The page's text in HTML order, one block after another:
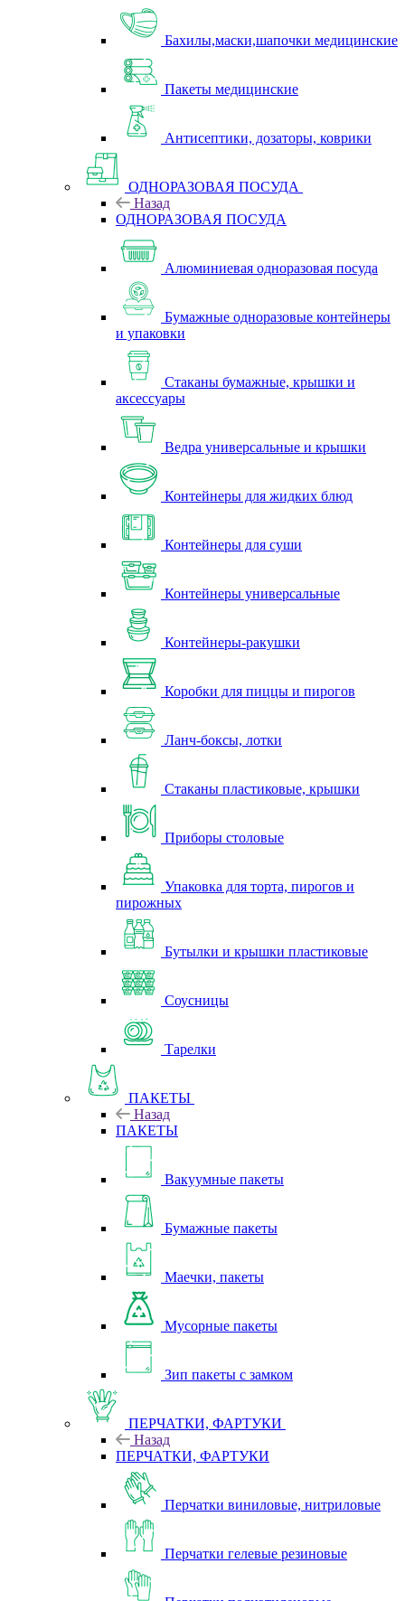
Бахилы,маски,шапочки медицинские
Пакеты медицинские
Антисептики, дозаторы, коврики
ОДНОРАЗОВАЯ ПОСУДА
Назад
ОДНОРАЗОВАЯ ПОСУДА
Алюминиевая одноразовая посуда
Бумажные одноразовые контейнеры
и упаковки
Стаканы бумажные, крышки и
аксессуары
Ведра универсальные и крышки
Контейнеры для жидких блюд
Контейнеры для суши
Контейнеры универсальные
Контейнеры-ракушки
Коробки для пиццы и пирогов
Ланч-боксы, лотки
Стаканы пластиковые, крышки
Приборы столовые
Упаковка для торта, пирогов и
пирожных
Бутылки и крышки пластиковые
Соусницы
Тарелки
ПАКЕТЫ
Назад
ПАКЕТЫ
Вакуумные пакеты
Бумажные пакеты
Маечки, пакеты
Мусорные пакеты
Зип пакеты с замком
ПЕРЧАТКИ, ФАРТУКИ
Назад
ПЕРЧАТКИ, ФАРТУКИ
Перчатки виниловые, нитриловые
Перчатки гелевые резиновые